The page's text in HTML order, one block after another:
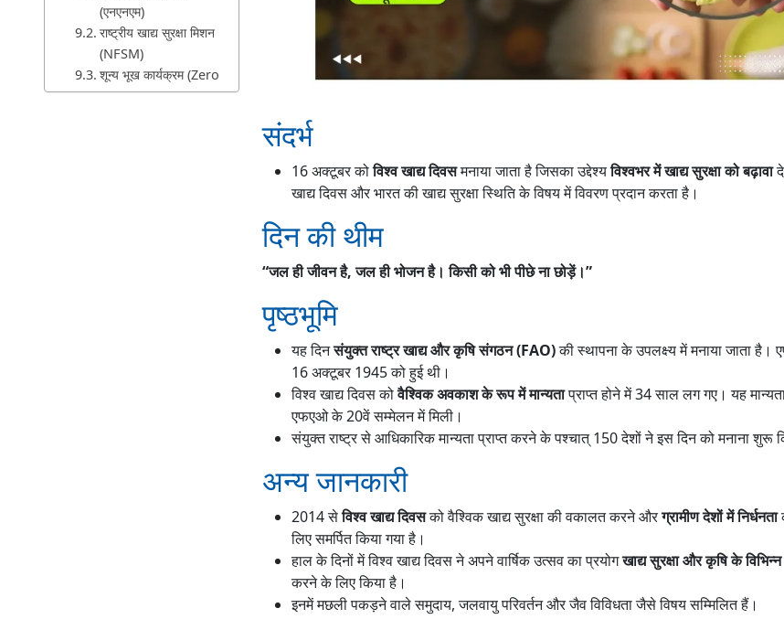
(एनएनएम)
राष्ट्रीय खाद्य सुरक्षा मिशन
(NFSM)
शून्य भूख कार्यक्रम (Zero
Hunger Program)
संदर्भ
16 अक्टूबर कोविश्व खाद्य दिवसमनाया जाता है जिसका उद्देश्यविश्वभर में खाद्य सुरक्षा को बढ़ावा
खाद्य दिवस और भारत की खाद्य सुरक्षा स्थिति के विषय में विवरण प्रदान करता है।
दिन की थीम
“जल ही जीवन है, जल ही भोजन है। किसी को भी पीछे ना छोड़ें।”
पृष्ठभूमि
यह दिनसंयुक्त राष्ट्र खाद्य और कृषि संगठन (FAO)की स्थापना के उपलक्ष्य में मनाया जाता है।
16 अक्टूबर 1945 को हुई थी।
विश्व खाद्य दिवस कोवैश्विक अवकाश के रूप में मान्यताप्राप्त होने में 34 साल लग गए। यह
एफएओ के 20वें सम्मेलन में मिली।
संयुक्त राष्ट्र से आधिकारिक मान्यता प्राप्त करने के पश्चात् 150 देशों ने इस दिन को मनाना शुरू
अन्य जानकारी
2014 सेविश्व खाद्य दिवसको वैश्विक खाद्य सुरक्षा की वकालत करने औरग्रामीण देशों में निर्धनता
लिए समर्पित किया गया है।
हाल के दिनों में विश्व खाद्य दिवस ने अपने वार्षिक उत्सव का प्रयोगखाद्य सुरक्षा और कृषि के
करने के लिए किया है।
इनमें मछली पकड़ने वाले समुदाय, जलवायु परिवर्तन और जैव विविधता जैसे विषय सम्मिलित हैं।